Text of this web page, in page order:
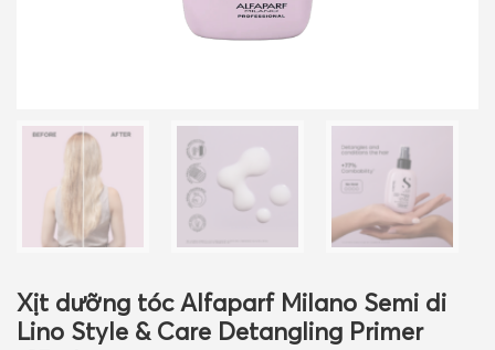
Xịt dưỡng tóc Alfaparf Milano Semi di
Lino Style & Care Detangling Primer